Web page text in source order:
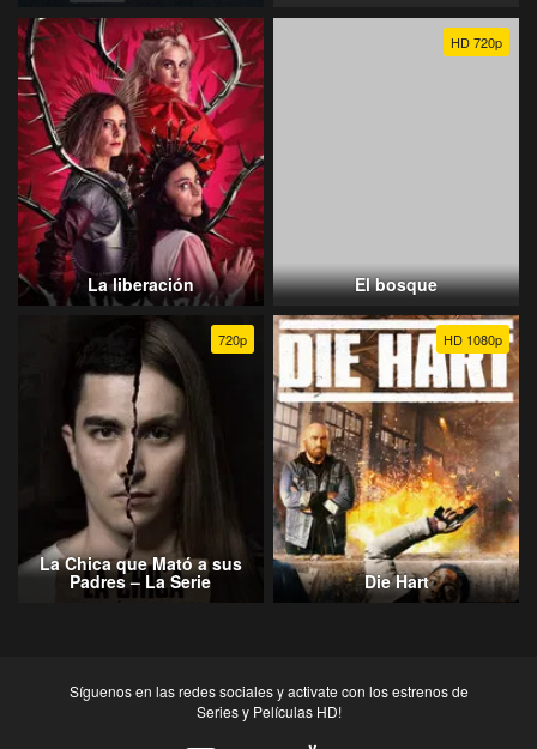
La liberación
HD 720p
El bosque
720p
La Chica que Mató a sus
Padres – La Serie
HD 1080p
Die Hart
Síguenos en las redes sociales y activate con los estrenos de
Series y Películas HD!